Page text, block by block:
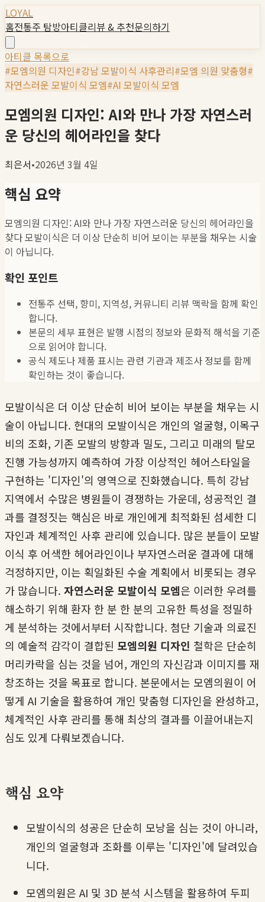
LOYAL
홈전통주 탐방아티클리뷰 & 추천문의하기
아티클 목록으로
#모엠의원 디자인#강남 모발이식 사후관리#모엠 의원 맞춤형#
자연스러운 모발이식 모엠#AI 모발이식 모엠
모엠의원 디자인: AI와 만나 가장 자연스러
운 당신의 헤어라인을 찾다
최은서•2026년 3월 4일
핵심 요약
모엠의원 디자인: AI와 만나 가장 자연스러운 당신의 헤어라인을
찾다 모발이식은 더 이상 단순히 비어 보이는 부분을 채우는 시술
이 아닙니다.
확인 포인트
전통주 선택, 향미, 지역성, 커뮤니티 리뷰 맥락을 함께 확인
합니다.
본문의 세부 표현은 발행 시점의 정보와 문화적 해석을 기준
으로 읽어야 합니다.
공식 제도나 제품 표시는 관련 기관과 제조사 정보를 함께
확인하는 것이 좋습니다.
모발이식은 더 이상 단순히 비어 보이는 부분을 채우는 시
술이 아닙니다. 현대의 모발이식은 개인의 얼굴형, 이목구
비의 조화, 기존 모발의 방향과 밀도, 그리고 미래의 탈모
진행 가능성까지 예측하여 가장 이상적인 헤어스타일을
구현하는 '디자인'의 영역으로 진화했습니다. 특히 강남
지역에서 수많은 병원들이 경쟁하는 가운데, 성공적인 결
과를 결정짓는 핵심은 바로 개인에게 최적화된 섬세한 디
자인과 체계적인 사후 관리에 있습니다. 많은 분들이 모발
이식 후 어색한 헤어라인이나 부자연스러운 결과에 대해
걱정하지만, 이는 획일화된 수술 계획에서 비롯되는 경우
가 많습니다. 자연스러운 모발이식 모엠은 이러한 우려를
해소하기 위해 환자 한 분 한 분의 고유한 특성을 정밀하
게 분석하는 것에서부터 시작합니다. 첨단 기술과 의료진
의 예술적 감각이 결합된 모엠의원 디자인 철학은 단순히
머리카락을 심는 것을 넘어, 개인의 자신감과 이미지를 재
창조하는 것을 목표로 합니다. 본문에서는 모엠의원이 어
떻게 AI 기술을 활용하여 개인 맞춤형 디자인을 완성하고,
체계적인 사후 관리를 통해 최상의 결과를 이끌어내는지
심도 있게 다뤄보겠습니다.
핵심 요약
모발이식의 성공은 단순히 모낭을 심는 것이 아니라,
개인의 얼굴형과 조화를 이루는 '디자인'에 달려있습
니다.
모엠의원은 AI 및 3D 분석 시스템을 활용하여 두피